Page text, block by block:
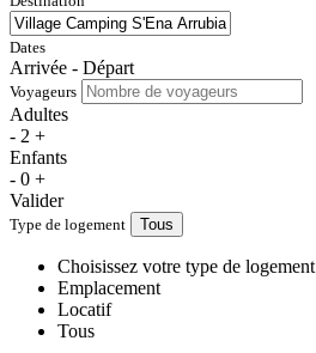
Dates
Arrivée - Départ
Voyageurs
Adultes
- 2 +
Enfants
- 0 +
Valider
Type de logement Tous
Choisissez votre type de logement
Emplacement
Locatif
Tous